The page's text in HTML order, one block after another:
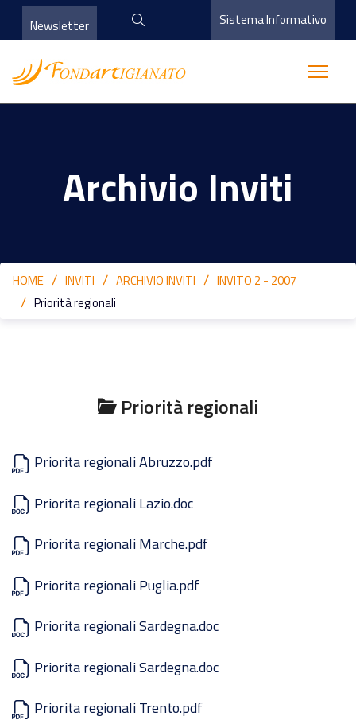
Newsletter Sistema Informativo
Archivio Inviti
HOME INVITI ARCHIVIO INVITI
INVITO 2 - 2007
Priorità regionali
Priorità regionali
Priorita regionali Abruzzo.pdf
Priorita regionali Lazio.doc
Priorita regionali Marche.pdf
Priorita regionali Puglia.pdf
Priorita regionali Sardegna.doc
Priorita regionali Sardegna.doc
Priorita regionali Trento.pdf